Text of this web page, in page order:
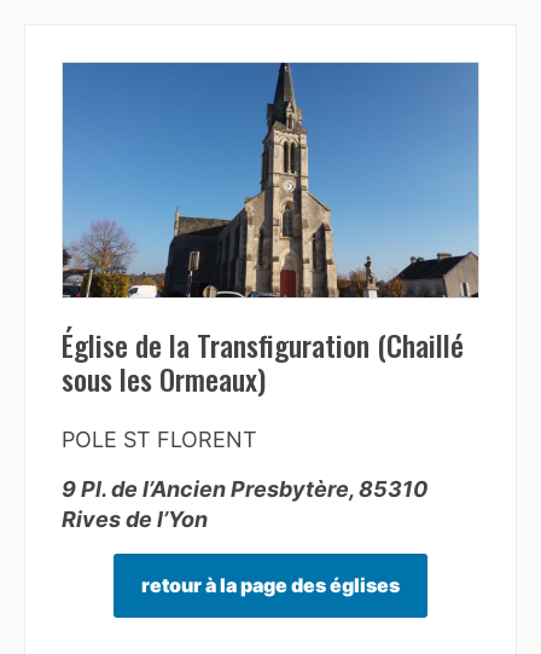
Église de la Transfiguration (Chaillé
sous les Ormeaux)
POLE ST FLORENT
9 Pl. de l’Ancien Presbytère, 85310
Rives de l’Yon
retour à la page des églises